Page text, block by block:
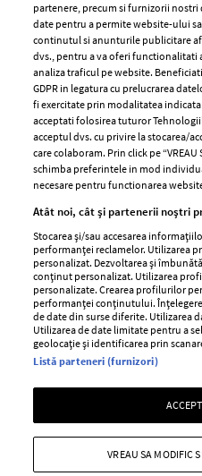
ELLE Style Awards
2024
Despre ELLE
Romania
Contact
Abonamente
GSP
Unica
Baby
Retete
Pariază responsabil!
Jocurile de noroc
Copyright © 2026
partenere, precum si furnizorii nostri
date pentru a permite website-ului
continutul si anunturile publicitare
dvs., pentru a va oferi functionalitati
analiza traficul pe website.
GDPR in legatura cu prelucrarea
fi exercitate prin modalitatea
acceptati folosirea tuturor
acceptul dvs. cu privire la stocarea/
care colaboram. Prin click pe “VREAU
schimba preferintele in mod
necesare pentru functionarea
Atât noi, cât și partenerii noștri
Stocarea și/sau accesarea
performanței reclamelor. Utilizarea
personalizat. Dezvoltarea și
conținut personalizat. Utilizarea
personalizate. Crearea profilurilor
performanței conținutului.
de date din surse diferite. Utilizarea
Utilizarea de date limitate pentru a
geolocație și identificarea prin
Listă parteneri (furnizori)
VREAU SA MODIFIC